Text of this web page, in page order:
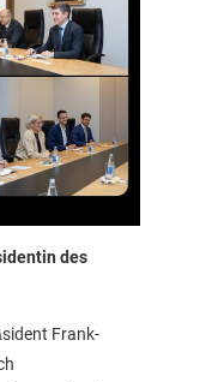
des
Frank-